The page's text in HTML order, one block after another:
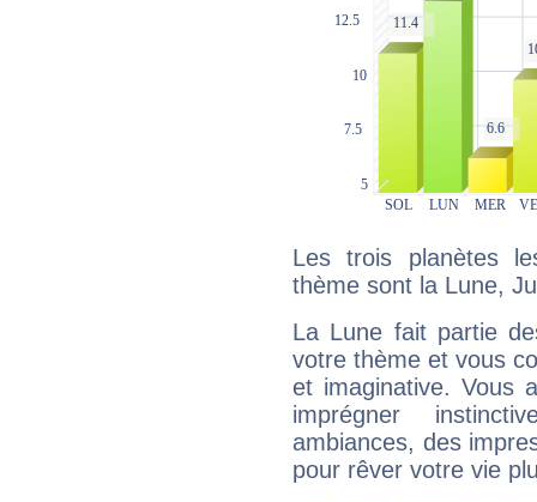
Les trois planètes
thème sont la Lune,
La Lune fait partie
votre thème et vous
et imaginative. Vous
imprégner
ambiances, des
pour rêver votre vie